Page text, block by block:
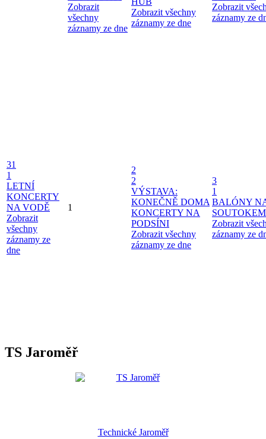
Zobrazit
všechny
záznamy ze dne
Zobrazit všechny
záznamy ze dne
Zobrazit
záznamy ze
31
1
LETNÍ
KONCERTY
NA VODĚ
Zobrazit
všechny
záznamy ze
dne
1
2
2
VÝSTAVA:
KONEČNĚ DOMA
KONCERTY NA
PODSÍNI
Zobrazit všechny
záznamy ze dne
3
1
BALÓNY
SOUTOKEM
Zobrazit
záznamy ze
TS Jaroměř
Technické Jaroměř